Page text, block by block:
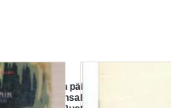
Pohjoismainen päivä / Nordens dag
27.10.1936 kansalaisjuhla